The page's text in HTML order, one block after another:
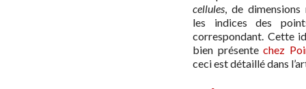
cellules , de
les indices des
correspondant. Cette
bien présentechez
ceci est détaillé dans